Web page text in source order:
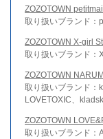
ZOZOTOWN
取り扱いブランド：
ZOZOTOWN X-girl
取り扱いブランド：
ZOZOTOWN
取り扱いブランド：
LOVETOXIC、
ZOZOTOWN
取り扱いブランド：